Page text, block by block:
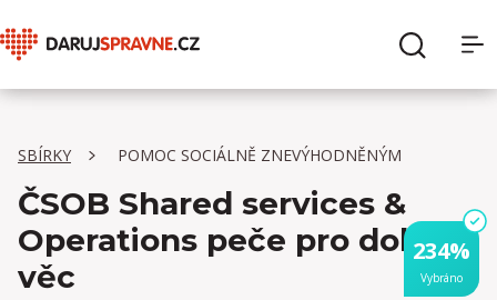
Sbírky
Organizace
Pro dárce
SBÍRKY POMOC SOCIÁLNĚ ZNEVÝHODNĚNÝM
ČSOB Shared services &
Operations peče pro dobrou
věc
234%
Vybráno